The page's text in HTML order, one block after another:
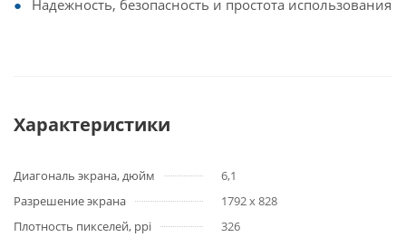
Надежность, безопасность и простота использования
Характеристики
Диагональ экрана, дюйм
6,1
Разрешение экрана
1792 x 828
Плотность пикселей, ppi
326